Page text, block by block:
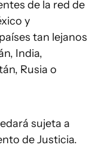
de la red de
y
tan lejanos
India,
Rusia o
sujeta a
de Justicia.